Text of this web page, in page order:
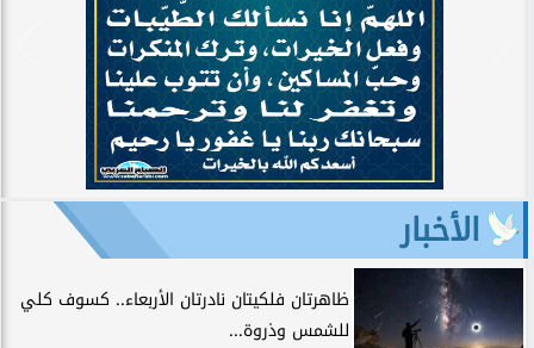
الأخبار
ظاهرتان فلكيتان نادرتان الأربعاء.. كسوف كلي
للشمس وذروة...